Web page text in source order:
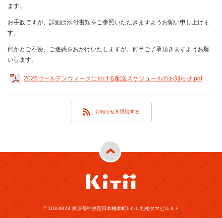
ます。
お手数ですが、詳細は添付書類をご参照いただきますようお願い申し上げま
す。
何かとご不便、ご迷惑をおかけいたしますが、何卒ご了承頂きますようお願
いします。
2026ゴールデンウィークにおける配送スケジュールのお知らせ.pdf
お知らせを購読する
〒103-0023 東京都中央区日本橋本町1-6-1 丸柏タマビル４Ｆ